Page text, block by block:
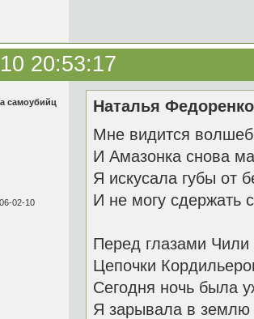
20:53:17
самоубийц
02-10
Наталья
Мне видится
И Амазонка снова
Я искусала губы от
И не могу сдержать
Перед глазами Чили
Цепочки
Сегодня ночь была
Я зарывала в землю